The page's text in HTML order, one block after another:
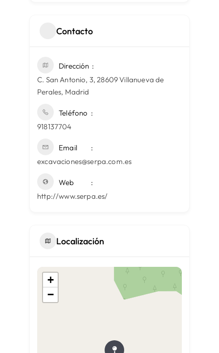
Contacto
Dirección
C. San Antonio, 3, 28609 Villanueva de
Perales, Madrid
Teléfono
918137704
Email
excavaciones@serpa.com.es
Web
http://www.serpa.es/
Localización
+
−